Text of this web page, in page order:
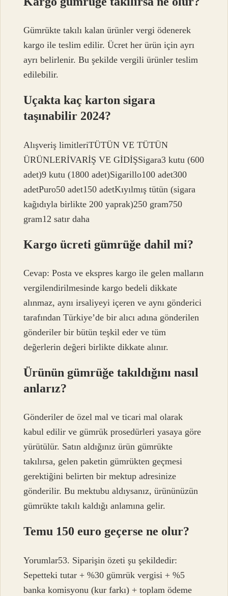
Gümrükte takılı kalan ürünler vergi ödenerek
kargo ile teslim edilir. Ücret her ürün için ayrı
ayrı belirlenir. Bu şekilde vergili ürünler teslim
edilebilir.
Uçakta kaç karton sigara
taşınabilir 2024?
Alışveriş limitleriTÜTÜN VE TÜTÜN
ÜRÜNLERİVARİŞ VE GİDİŞSigara3 kutu (600
adet)9 kutu (1800 adet)Sigarillo100 adet300
adetPuro50 adet150 adetKıyılmış tütün (sigara
kağıdıyla birlikte 200 yaprak)250 gram750
gram12 satır daha
Kargo ücreti gümrüğe dahil mi?
Cevap: Posta ve ekspres kargo ile gelen malların
vergilendirilmesinde kargo bedeli dikkate
alınmaz, aynı irsaliyeyi içeren ve aynı gönderici
tarafından Türkiye’de bir alıcı adına gönderilen
gönderiler bir bütün teşkil eder ve tüm
değerlerin değeri birlikte dikkate alınır.
Ürünün gümrüğe takıldığını nasıl
anlarız?
Gönderiler de özel mal ve ticari mal olarak
kabul edilir ve gümrük prosedürleri yasaya göre
yürütülür. Satın aldığınız ürün gümrükte
takılırsa, gelen paketin gümrükten geçmesi
gerektiğini belirten bir mektup adresinize
gönderilir. Bu mektubu aldıysanız, ürününüzün
gümrükte takılı kaldığı anlamına gelir.
Temu 150 euro geçerse ne olur?
Yorumlar53. Siparişin özeti şu şekildedir:
Sepetteki tutar + %30 gümrük vergisi + %5
banka komisyonu (kur farkı) + toplam ödeme